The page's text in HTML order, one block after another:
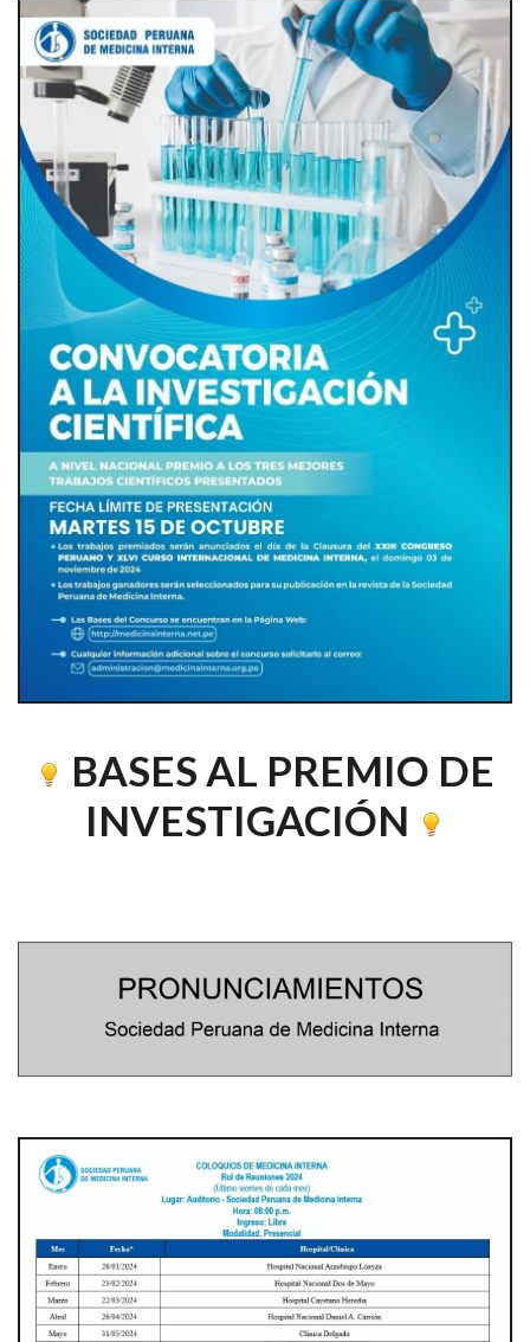
BASES AL PREMIO DE
INVESTIGACIÓN